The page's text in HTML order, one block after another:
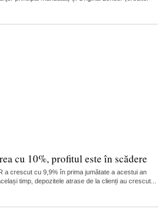
cu 10%, profitul este în scădere
a crescut cu 9,9% în prima jumătate a acestui an
timp, depozitele atrase de la clienți au crescut...